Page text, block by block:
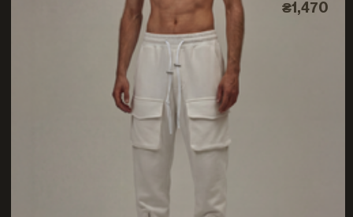
₴1,470